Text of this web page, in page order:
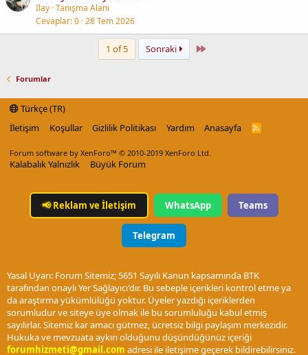
Ilay Tanışma Alanı
Cevaplar 0 28 Tem 2026
1 of 5 Sonraki Last
Forumlar
Türkçe (TR)
İletişim
Koşullar Gizlilik Politikası Yardım Anasayfa
R
Forum software by XenForo™ © 2010-2019 XenForo Ltd.
Kalabalık Yalnızlık Büyük Forum
📢Reklam ve İletişim WhatsApp Teams
Telegram
Yasal Uyarı: Forum Sitemiz; 5651 Sayılı Kanun kapsamında BTK
tarafından onaylı Yer Sağlayıcı'dır. Bu sebeple içerikleri kontrol etme ya
da araştırma yükümlülüğü yoktur. Üyeler yazdığı içeriklerden
sorumludur ve siteye üye olmak ile bu sorumluluğu kabul etmiş
sayılırlar. Sitemiz kar amacı gütmez, ücretsiz bilgi paylaşım merkezidir.
Hukuka ve mevzuata aykırı olduğunu düşündüğünüz içeriği
forumhizmeti@gmail.com adresi ile iletişime geçerek bildirebilirsiniz.